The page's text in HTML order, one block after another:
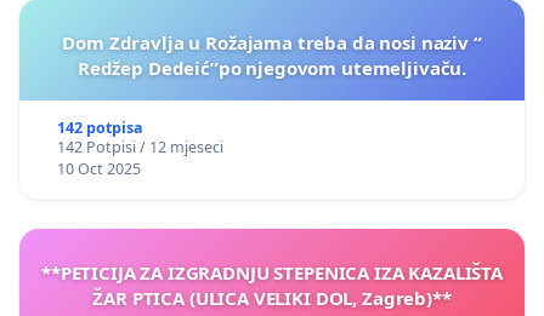
Dom Zdravlja u Rožajama treba da nosi naziv “
Redžep Dedeić”po njegovom utemeljivaču.
142 potpisa
142 Potpisi / 12 mjeseci
10 Oct 2025
**PETICIJA ZA IZGRADNJU STEPENICA IZA KAZALIŠTA
ŽAR PTICA (ULICA VELIKI DOL, Zagreb)**